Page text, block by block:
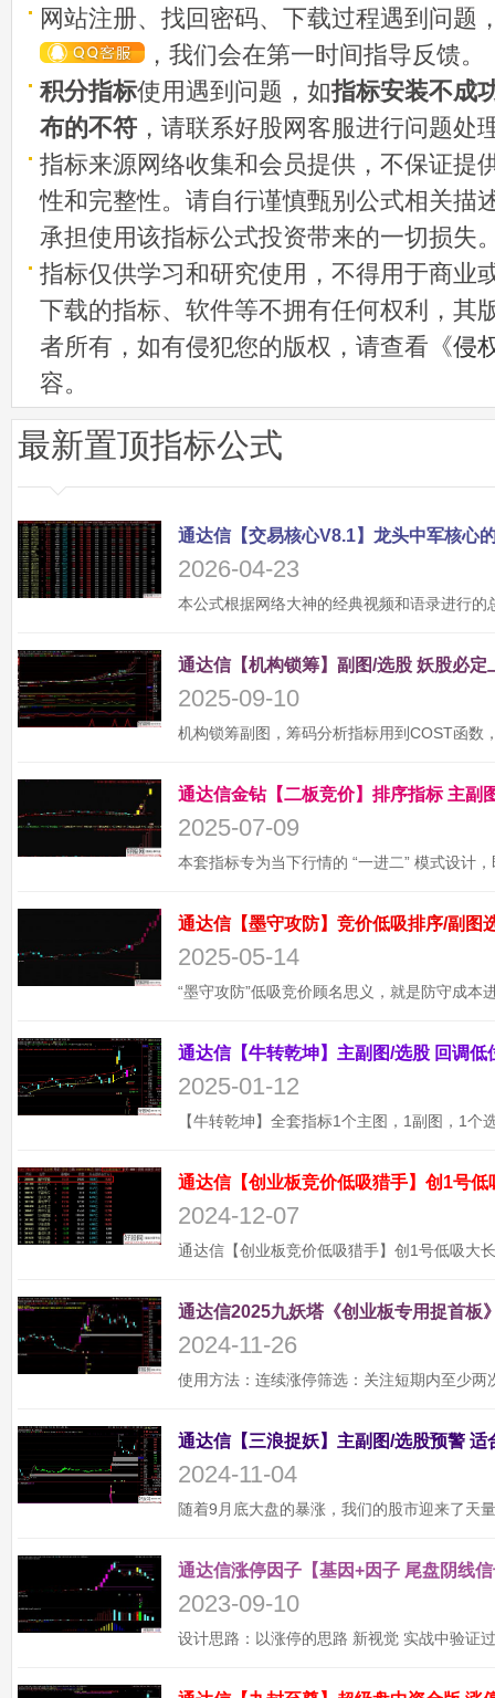
网站注册、找回密码、下载过程遇到问题
，我们会在第一时间指导反馈。
积分指标使用遇到问题，如指标安装不成
布的不符 ，请联系好股网客服进行问题处
指标来源网络收集和会员提供，不保证提
性和完整性。请自行谨慎甄别公式相关描
承担使用该指标公式投资带来的一切损失
指标仅供学习和研究使用，不得用于商业
下载的指标、软件等不拥有任何权利，其
者所有，如有侵犯您的版权，请查看《侵
容。
最新置顶指标公式
2026-04-23
2025-09-10
2025-07-09
2025-05-14
2025-01-12
通达信【创业板竞价低吸猎手】创1号
2024-12-07
通达信2025九妖塔《创业板专用捉首板
2024-11-26
2024-11-04
通达信涨停因子【基因+因子 尾盘阴线
2023-09-10